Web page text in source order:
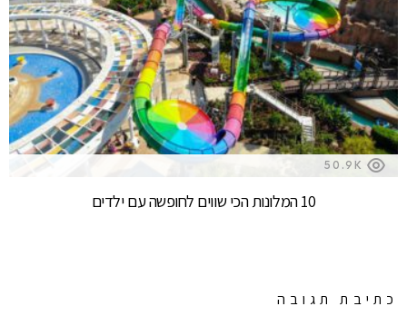
50.9K
10 המלונות הכי שווים לחופשה עם ילדים
כתיבת תגובה